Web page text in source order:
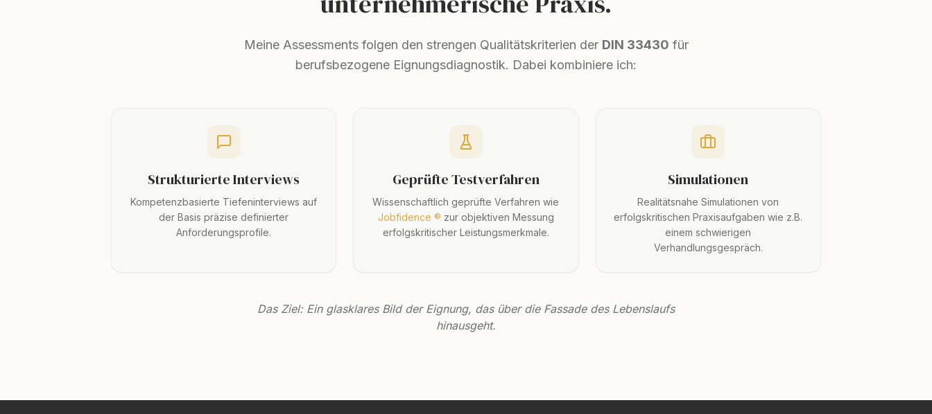
Meine Assessments folgen den strengen Qualitätskriterien der DIN 33430 für
berufsbezogene Eignungsdiagnostik. Dabei kombiniere ich:
Strukturierte Interviews
Kompetenzbasierte Tiefeninterviews auf
der Basis präzise definierter
Anforderungsprofile.
Geprüfte Testverfahren
Wissenschaftlich geprüfte Verfahren wie
Jobfidence ® zur objektiven Messung
erfolgskritischer Leistungsmerkmale.
Simulationen
Realitätsnahe Simulationen von
erfolgskritischen Praxisaufgaben wie z.B.
einem schwierigen
Verhandlungsgespräch.
Das Ziel: Ein glasklares Bild der Eignung, das über die Fassade des Lebenslaufs
hinausgeht.